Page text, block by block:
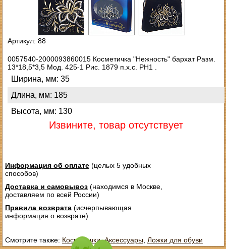
Артикул: 88
0057540-2000093860015 Косметичка "Нежность" бархат Разм.
13*18,5*3,5 Мод. 425-1 Рис. 1879 п.х.с. РН1 .
Ширина, мм: 35
Длина, мм: 185
Высота, мм: 130
Извините, товар отсутствует
Информация об оплате(целых 5 удобных
способов)
Доставка и самовывоз(находимся в Москве,
доставляем по всей России)
Правила возврата(исчерпывающая
информация о возврате)
Смотрите также: Косметички,Аксессуары, Ложки для обуви